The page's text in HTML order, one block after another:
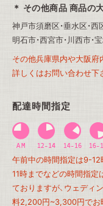
その他商品 商品の
神戸市須磨区・垂水区・西
明石市・西宮市・川西市・
その他兵庫県内や大阪府
詳しくはお問い合わせ下
配達時間指定
午前中の時間指定は9-
11時までなどの時間指定
ておりますが、ウェディ
料2,200円~3,300円でお